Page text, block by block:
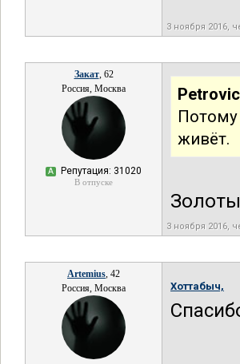
3 ноября 2016,
Закат, 62
Россия, Москва
А Репутация: 31020
В отпуске
живёт.
3 ноября 2016,
Artemius, 42
Россия, Москва
Хоттабыч,